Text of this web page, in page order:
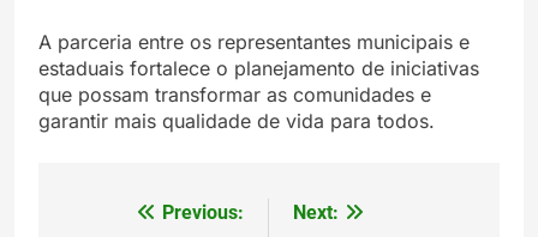
A parceria entre os representantes municipais e
estaduais fortalece o planejamento de iniciativas
que possam transformar as comunidades e
garantir mais qualidade de vida para todos.
Navegação
Previous:
Next: